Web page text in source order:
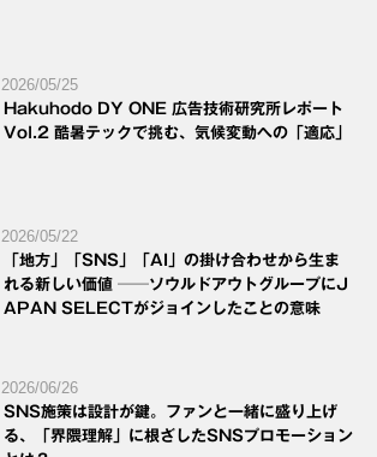
2026/05/25
Hakuhodo DY ONE 広告技術研究所レポート
Vol.2 酷暑テックで挑む、気候変動への「適応」
2026/05/22
「地方」「SNS」「AI」の掛け合わせから生ま
れる新しい価値 ──ソウルドアウトグループにJ
APAN SELECTがジョインしたことの意味
2026/06/26
SNS施策は設計が鍵。ファンと一緒に盛り上げ
る、「界隈理解」に根ざしたSNSプロモーション